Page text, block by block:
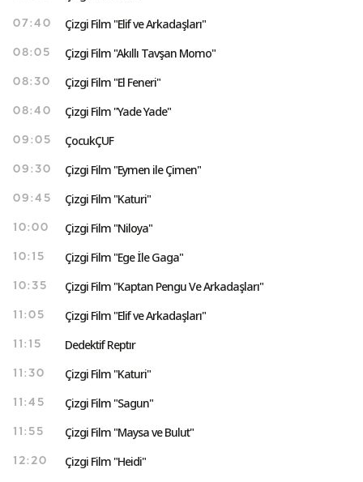
07:40 Çizgi Film "Elif ve Arkadaşları"
08:05 Çizgi Film "Akıllı Tavşan Momo"
08:30 Çizgi Film "El Feneri"
08:40 Çizgi Film "Yade Yade"
09:05 ÇocukÇUF
09:30 Çizgi Film "Eymen ile Çimen"
09:45 Çizgi Film "Katuri"
10:00 Çizgi Film "Niloya"
10:15 Çizgi Film "Ege İle Gaga"
10:35 Çizgi Film "Kaptan Pengu Ve Arkadaşları"
11:05 Çizgi Film "Elif ve Arkadaşları"
11:15 Dedektif Reptır
11:30 Çizgi Film "Katuri"
11:45 Çizgi Film "Sagun"
11:55 Çizgi Film "Maysa ve Bulut"
12:20 Çizgi Film "Heidi"